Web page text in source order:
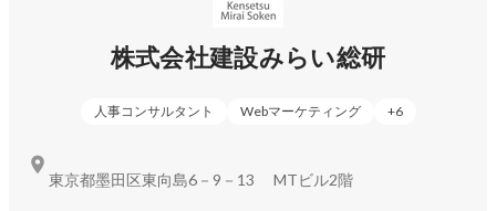
評論家ではなく、実行者であれ
◆SERVICE◆
▶人材紹介事業
建設業界でNo.1エージェント企業を目指し、業界特化型の人
株式会社建設みらい総研
人事コンサルタント Webマーケティング +6
東京都墨田区東向島6－9－13 MTビル2階